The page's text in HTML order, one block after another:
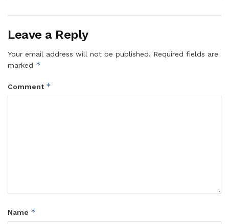
Leave a Reply
Your email address will not be published. Required fields are
marked *
Comment *
Name *